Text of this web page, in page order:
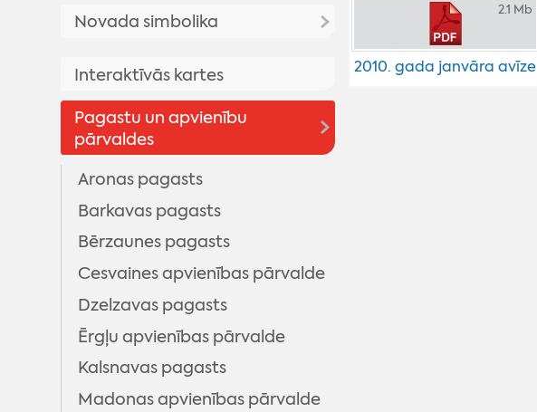
Madonas Novada Vēstnesis
Priekšsēdētāja uzruna
Madonas pilsētas vēsture
Vēsturisko foto galerija
Novada simbolika
Madonas novada simbolika
Madonas novada vizuālā
identitāte
Madonas novada ģerbonis
Karogs
Himna
Interaktīvās kartes
Pagastu un apvienību
pārvaldes
Aronas pagasts
Barkavas pagasts
Bērzaunes pagasts
Cesvaines apvienības pārvalde
Dzelzavas pagasts
Ērgļu apvienības pārvalde
Kalsnavas pagasts
Madonas apvienības pārvalde
2.1 Mb
2010. gada janvāra avīze